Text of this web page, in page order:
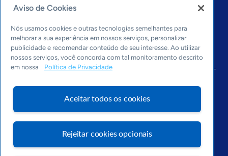
Economia & Política
Inovação & Tecnologia
Cultura empreendedora
Dados
Arquivo
Aviso de Cookies
Nós usamos cookies e outras tecnologias semelhantes para
melhorar a sua experiência em nossos serviços, personalizar
publicidade e recomendar conteúdo de seu interesse. Ao utilizar
nossos serviços, você concorda com tal monitoramento descrito
em nossa
Política de Privacidade
Aceitar todos os cookies
Rejeitar cookies opcionais